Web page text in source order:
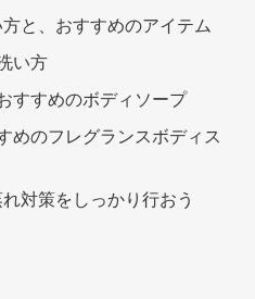
と、おすすめのアイテム
い方
すすめのボディソープ
めのフレグランスボディス
対策をしっかり行おう